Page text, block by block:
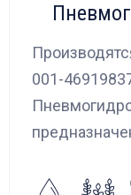
001-
колебаний